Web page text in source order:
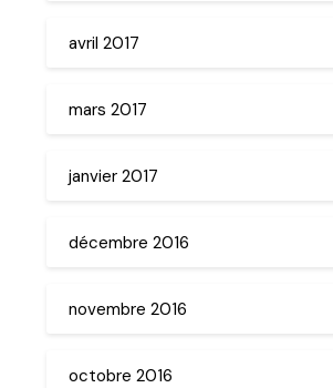
avril 2017
mars 2017
janvier 2017
décembre 2016
novembre 2016
octobre 2016